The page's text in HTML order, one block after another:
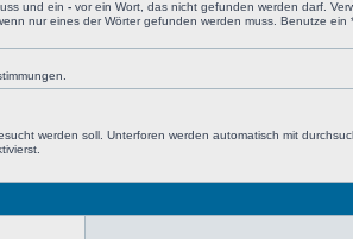
und ein -vor ein Wort, das nicht gefunden werden darf.
nur eines der Wörter gefunden werden muss. Benutze ein
werden soll. Unterforen werden automatisch mit